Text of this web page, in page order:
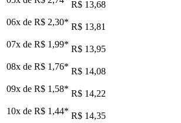
R$ 13,68
06x de R$ 2,30* R$ 13,81
07x de R$ 1,99* R$ 13,95
08x de R$ 1,76* R$ 14,08
09x de R$ 1,58* R$ 14,22
10x de R$ 1,44* R$ 14,35